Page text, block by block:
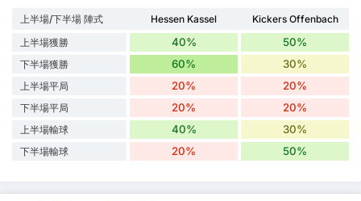
上半場/下半場 陣式 Hessen Kassel
Kickers Offenbach
上半場獲勝
40% 50%
下半場獲勝 60% 30%
上半場平局 20% 20%
下半場平局 20% 20%
上半場輸球 40% 30%
下半場輸球 20% 50%